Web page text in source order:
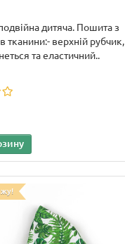
дитяча. Пошита з
тканини:- верхній рубчик,
та еластичний..